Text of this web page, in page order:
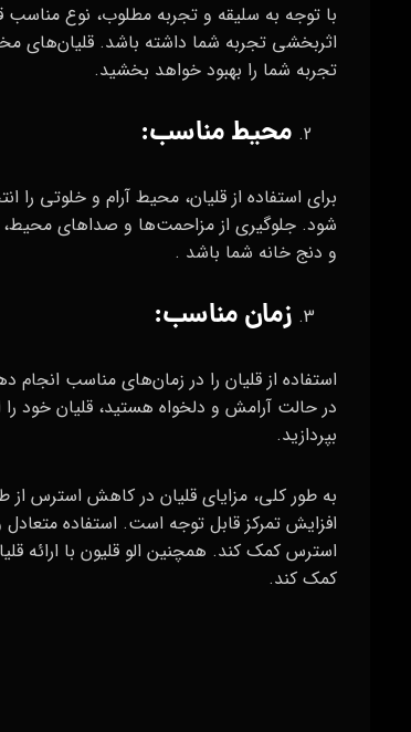
با توجه به سلیقه و تجربه مطلوب، نوع مناسب
اثربخشی تجربه شما داشته باشد. قلیان‌های
تجربه شما را بهبود خواهد بخشید.
محیط مناسب:
برای استفاده از قلیان، محیط آرام و خلوتی
شود. جلوگیری از مزاحمت‌ها و صداهای
و دنج خانه شما باشد .
زمان مناسب:
استفاده از قلیان را در زمان‌های مناسب
در حالت آرامش و دلخواه هستید، قلیان خود
بپردازید.
به طور کلی، مزایای قلیان در کاهش استرس
افزایش تمرکز قابل توجه است. استفاده متعادل
استرس کمک کند. همچنین الو قلیون با ارائه
کمک کند.